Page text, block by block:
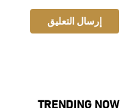
TRENDING NOW